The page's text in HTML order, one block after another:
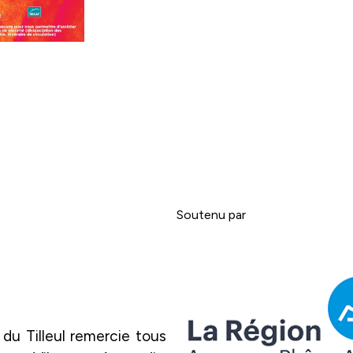
du Tilleul remercie tous
Soutenu par